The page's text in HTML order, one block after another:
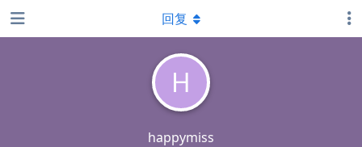
H
happymiss
回复